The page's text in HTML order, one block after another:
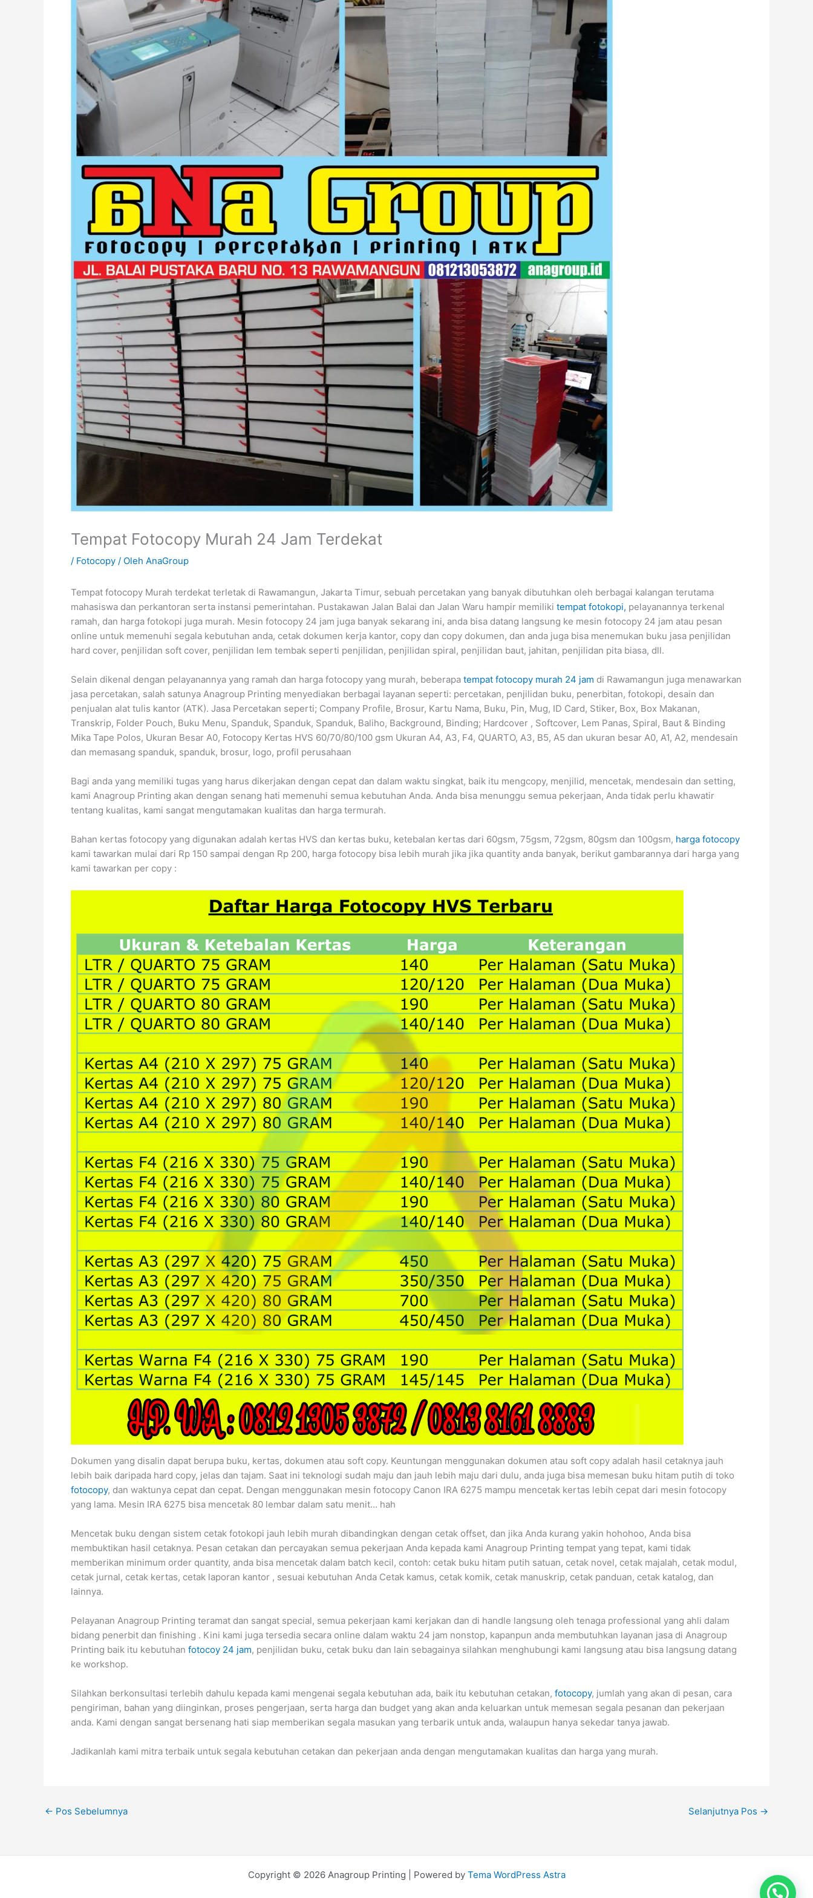
Tempat Fotocopy Murah 24 Jam Terdekat
/ Fotocopy / Oleh AnaGroup
Tempat fotocopy Murah terdekat terletak di Rawamangun, Jakarta Timur, sebuah percetakan yang banyak dibutuhkan oleh berbagai kalangan terutama
mahasiswa dan perkantoran serta instansi pemerintahan. Pustakawan Jalan Balai dan Jalan Waru hampir memiliki tempat fotokopi, pelayanannya terkenal
ramah, dan harga fotokopi juga murah. Mesin fotocopy 24 jam juga banyak sekarang ini, anda bisa datang langsung ke mesin fotocopy 24 jam atau pesan
online untuk memenuhi segala kebutuhan anda, cetak dokumen kerja kantor, copy dan copy dokumen, dan anda juga bisa menemukan buku jasa penjilidan
hard cover, penjilidan soft cover, penjilidan lem tembak seperti penjilidan, penjilidan spiral, penjilidan baut, jahitan, penjilidan pita biasa, dll.
Selain dikenal dengan pelayanannya yang ramah dan harga fotocopy yang murah, beberapa tempat fotocopy murah 24 jam di Rawamangun juga menawarkan
jasa percetakan, salah satunya Anagroup Printing menyediakan berbagai layanan seperti: percetakan, penjilidan buku, penerbitan, fotokopi, desain dan
penjualan alat tulis kantor (ATK). Jasa Percetakan seperti; Company Profile, Brosur, Kartu Nama, Buku, Pin, Mug, ID Card, Stiker, Box, Box Makanan,
Transkrip, Folder Pouch, Buku Menu, Spanduk, Spanduk, Spanduk, Baliho, Background, Binding; Hardcover , Softcover, Lem Panas, Spiral, Baut & Binding
Mika Tape Polos, Ukuran Besar A0, Fotocopy Kertas HVS 60/70/80/100 gsm Ukuran A4, A3, F4, QUARTO, A3, B5, A5 dan ukuran besar A0, A1, A2, mendesain
dan memasang spanduk, spanduk, brosur, logo, profil perusahaan
Bagi anda yang memiliki tugas yang harus dikerjakan dengan cepat dan dalam waktu singkat, baik itu mengcopy, menjilid, mencetak, mendesain dan setting,
kami Anagroup Printing akan dengan senang hati memenuhi semua kebutuhan Anda. Anda bisa menunggu semua pekerjaan, Anda tidak perlu khawatir
tentang kualitas, kami sangat mengutamakan kualitas dan harga termurah.
Bahan kertas fotocopy yang digunakan adalah kertas HVS dan kertas buku, ketebalan kertas dari 60gsm, 75gsm, 72gsm, 80gsm dan 100gsm, harga fotocopy
kami tawarkan mulai dari Rp 150 sampai dengan Rp 200, harga fotocopy bisa lebih murah jika jika quantity anda banyak, berikut gambarannya dari harga yang
kami tawarkan per copy :
Dokumen yang disalin dapat berupa buku, kertas, dokumen atau soft copy. Keuntungan menggunakan dokumen atau soft copy adalah hasil cetaknya jauh
lebih baik daripada hard copy, jelas dan tajam. Saat ini teknologi sudah maju dan jauh lebih maju dari dulu, anda juga bisa memesan buku hitam putih di toko
fotocopy, dan waktunya cepat dan cepat. Dengan menggunakan mesin fotocopy Canon IRA 6275 mampu mencetak kertas lebih cepat dari mesin fotocopy
yang lama. Mesin IRA 6275 bisa mencetak 80 lembar dalam satu menit… hah
Mencetak buku dengan sistem cetak fotokopi jauh lebih murah dibandingkan dengan cetak offset, dan jika Anda kurang yakin hohohoo, Anda bisa
membuktikan hasil cetaknya. Pesan cetakan dan percayakan semua pekerjaan Anda kepada kami Anagroup Printing tempat yang tepat, kami tidak
memberikan minimum order quantity, anda bisa mencetak dalam batch kecil, contoh: cetak buku hitam putih satuan, cetak novel, cetak majalah, cetak modul,
cetak jurnal, cetak kertas, cetak laporan kantor , sesuai kebutuhan Anda Cetak kamus, cetak komik, cetak manuskrip, cetak panduan, cetak katalog, dan
lainnya.
Pelayanan Anagroup Printing teramat dan sangat special, semua pekerjaan kami kerjakan dan di handle langsung oleh tenaga professional yang ahli dalam
bidang penerbit dan finishing . Kini kami juga tersedia secara online dalam waktu 24 jam nonstop, kapanpun anda membutuhkan layanan jasa di Anagroup
Printing baik itu kebutuhan fotocoy 24 jam, penjilidan buku, cetak buku dan lain sebagainya silahkan menghubungi kami langsung atau bisa langsung datang
ke workshop.
Silahkan berkonsultasi terlebih dahulu kepada kami mengenai segala kebutuhan ada, baik itu kebutuhan cetakan, fotocopy, jumlah yang akan di pesan, cara
pengiriman, bahan yang diinginkan, proses pengerjaan, serta harga dan budget yang akan anda keluarkan untuk memesan segala pesanan dan pekerjaan
anda. Kami dengan sangat bersenang hati siap memberikan segala masukan yang terbarik untuk anda, walaupun hanya sekedar tanya jawab.
Jadikanlah kami mitra terbaik untuk segala kebutuhan cetakan dan pekerjaan anda dengan mengutamakan kualitas dan harga yang murah.
← Pos Sebelumnya Selanjutnya Pos →
Copyright © 2026 Anagroup Printing | Powered by Tema WordPress Astra